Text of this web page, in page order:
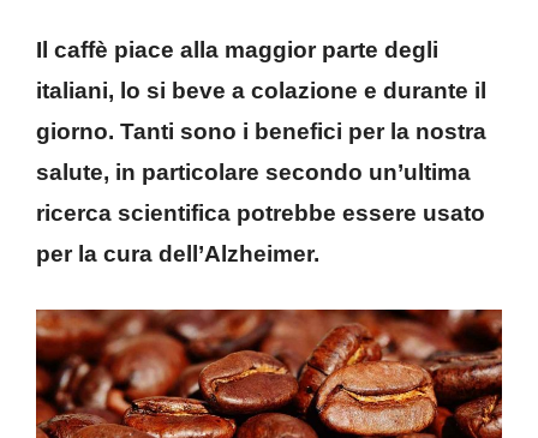
Il caffè piace alla maggior parte degli
italiani, lo si beve a colazione e durante il
giorno. Tanti sono i benefici per la nostra
salute, in particolare secondo un’ultima
ricerca scientifica potrebbe essere usato
per la cura dell’Alzheimer.